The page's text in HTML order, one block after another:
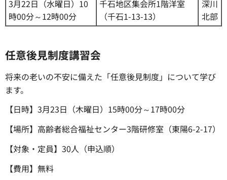
3月22日（水曜日）10
時00分～12時00分
千石地区集会所1階洋室
（千石1-13-13）
深川
北部
任意後見制度講習会
将来の老いの不安に備えた「任意後見制度」について学び
ます。
【日時】3月23日（木曜日）15時00分～17時00分
【場所】高齢者総合福祉センター3階研修室（東陽6-2-17）
【対象・定員】30人（申込順）
【費用】無料